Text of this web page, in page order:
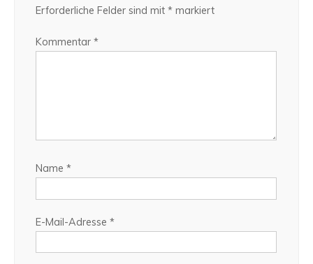
Erforderliche Felder sind mit * markiert
Kommentar *
Name *
E-Mail-Adresse *